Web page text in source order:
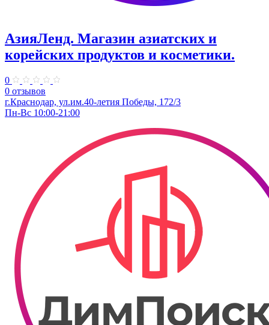
АзияЛенд. Магазин азиатских и
корейских продуктов и косметики.
0
0 отзывов
г.Краснодар, ул.им.40-летия Победы, 172/3
Пн-Вс 10:00-21:00